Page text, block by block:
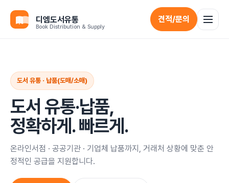
디엠도서유통
Book Distribution & Supply
견적/문의
도서 유통 · 납품(도매/소매)
도서 유통·납품,
정확하게. 빠르게.
온라인서점 · 공공기관 · 기업체 납품까지, 거래처 상황에 맞춘 안
정적인 공급을 지원합니다.